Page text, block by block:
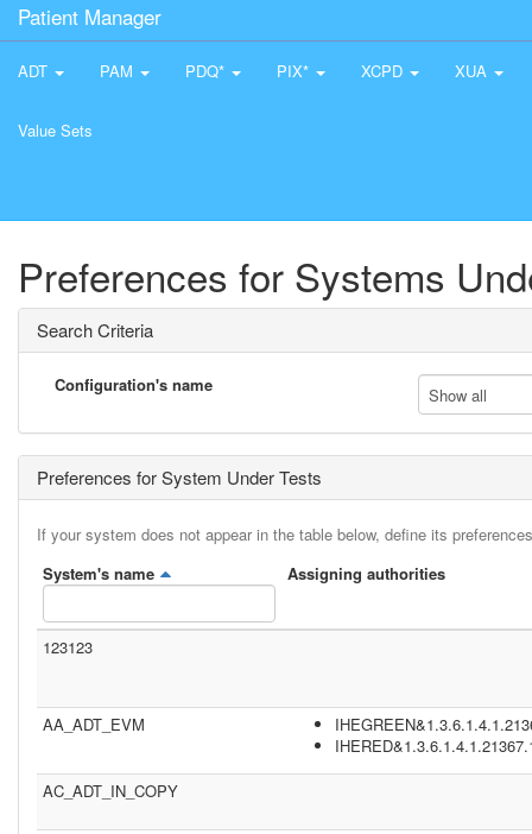
Patient Manager
ADT PAM PDQ* PIX* XCPD XUA
Value Sets
Preferences for Systems
Search Criteria
Configuration's name Show all
Preferences for System Under Tests
If your system does not appear in the table below, define its
System's name
Assigning authorities
123123
AA_ADT_EVM
AC_ADT_IN_COPY